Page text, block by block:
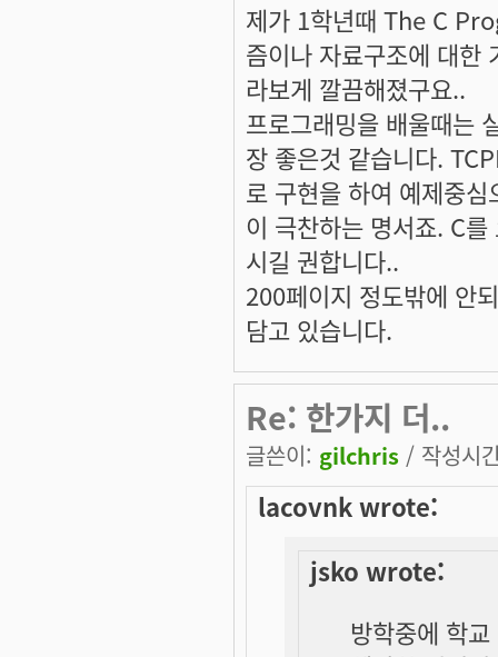
제가 1학년때 The C
즘이나 자료구조에 대한
라보게 깔끔해졌구요..
프로그래밍을 배울때는
장 좋은것 같습니다.
로 구현을 하여 예제중
이 극찬하는 명서죠. C
시길 권합니다..
200페이지 정도밖에 안
담고 있습니다.
Re: 한가지 더..
글쓴이: gilchris / 작성시
lacovnk wrote:
jsko wrote:
방학중에 학